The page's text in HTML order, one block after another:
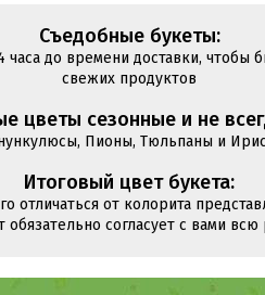
Съедобные букеты:
часа до времени доставки, чтобы
свежих продуктов
цветы сезонные и не
Пионы, Тюльпаны и
Итоговый цвет букета:
отличаться от колорита
обязательно согласует с вами всю